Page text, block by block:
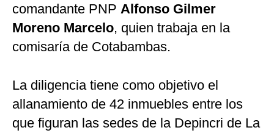
comandante PNP Alfonso Gilmer
Moreno Marcelo, quien trabaja en la
comisaría de Cotabambas.
La diligencia tiene como objetivo el
allanamiento de 42 inmuebles entre los
que figuran las sedes de la Depincri de La